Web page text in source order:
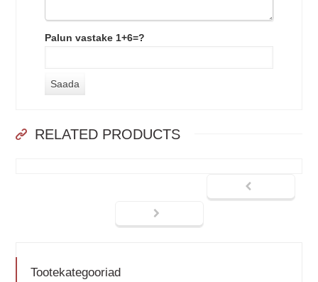
Palun vastake 1+6=?
RELATED PRODUCTS
Tootekategooriad